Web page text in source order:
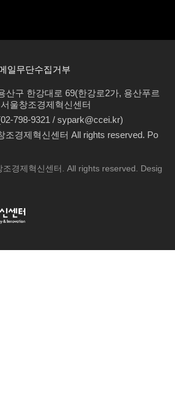
일무단수집거부
산구 한강대로 69(한강로2가, 용산푸르
울창조경제혁신센터
798-9321 / sypark@ccei.kr)
조경제혁신센터 All rights reserved. Po
경제혁신센터. All rights reserved. Desig